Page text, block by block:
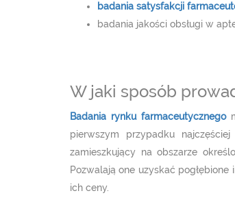
badania satysfakcji
badania jakości obsługi w
W jaki sposób
Badania rynku farmaceutycznego
pierwszym przypadku
zamieszkujący na obszarze
Pozwalają one uzyskać
ich ceny.